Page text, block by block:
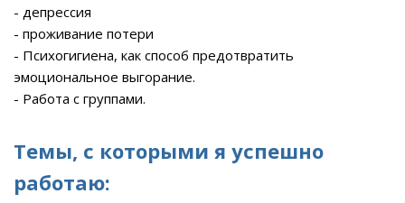
- депрессия
- проживание потери
- Психогигиена, как способ предотвратить
эмоциональное выгорание.
- Работа с группами.
Темы, с которыми я успешно
работаю: